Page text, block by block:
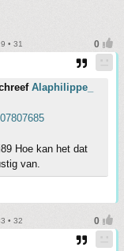
• 31
Alaphilippe_
Hoe kan het dat
van.
• 32